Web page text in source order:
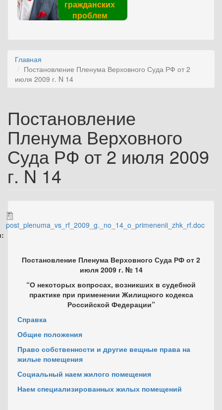
гражданских
проблем
Главная
Постановление Пленума Верховного Суда РФ от 2
июля 2009 г. N 14
Постановление
Пленума Верховного
Суда РФ от 2 июля 2009
г. N 14
post_plenuma_vs_rf_2009_g._no_14_o_primenenii_zhk_rf.doc
Постановление Пленума Верховного Суда РФ от 2
июля 2009 г. № 14
“О некоторых вопросах, возникших в судебной
практике при применении Жилищного кодекса
Российской Федерации”
Справка
Общие положения
Право собственности и другие вещные права на
жилые помещения
Социальный наем жилого помещения
Наем специализированных жилых помещений